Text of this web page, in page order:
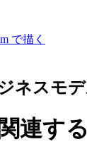
で描く
ネスモ
連す